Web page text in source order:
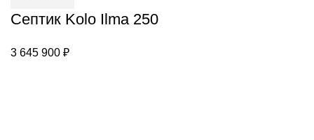
250
Септик Kolo Ilma 250
3 645 900 ₽